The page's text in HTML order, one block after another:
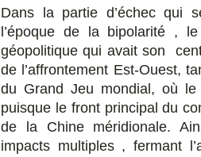
Dans la partie d’échec qui
l’époque de la bipolarité ,
géopolitique qui avait son
de l’affrontement Est-Ouest,
du Grand Jeu mondial, où
puisque le front principal du
de la Chine méridionale.
impacts multiples , fermant